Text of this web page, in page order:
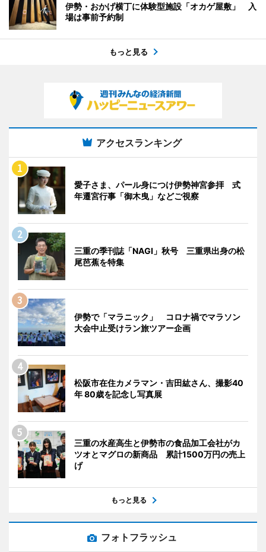
伊勢・おかげ横丁に体験型施設「オカゲ屋敷」 入
場は事前予約制
もっと見る
アクセスランキング
愛子さま、パール身につけ伊勢神宮参拝 式
年遷宮行事「御木曳」などご視察
三重の季刊誌「NAGI」秋号 三重県出身の松
尾芭蕉を特集
伊勢で「マラニック」 コロナ禍でマラソン
大会中止受けラン旅ツアー企画
松阪市在住カメラマン・吉田紘さん、撮影40
年 80歳を記念し写真展
三重の水産高生と伊勢市の食品加工会社がカ
ツオとマグロの新商品 累計1500万円の売上
げ
もっと見る
フォトフラッシュ